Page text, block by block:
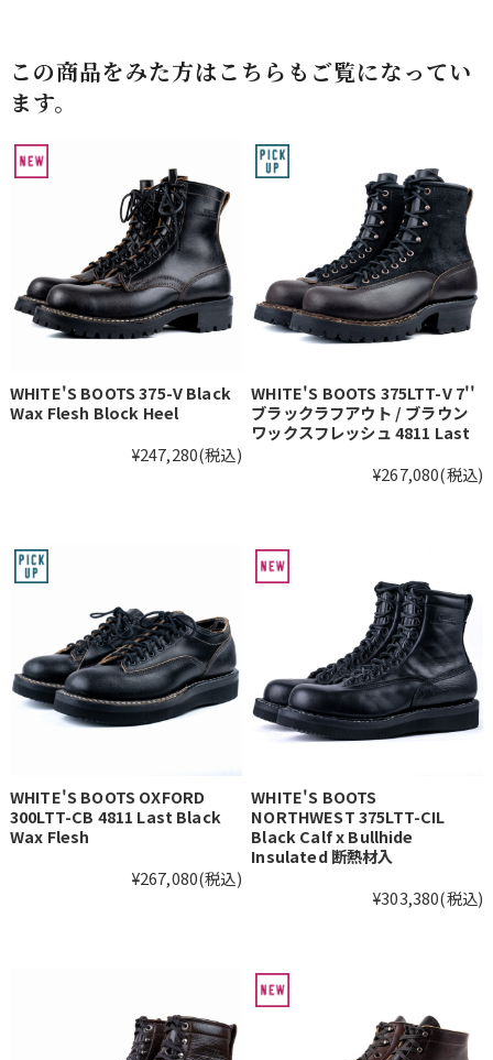
この商品をみた方はこちらもご覧になってい
ます。
WHITE'S BOOTS 375-V Black
Wax Flesh Block Heel
¥247,280(税込)
WHITE'S BOOTS 375LTT-V 7''
ブラックラフアウト / ブラウン
ワックスフレッシュ 4811 Last
¥267,080(税込)
WHITE'S BOOTS OXFORD
300LTT-CB 4811 Last Black
Wax Flesh
¥267,080(税込)
WHITE'S BOOTS
NORTHWEST 375LTT-CIL
Black Calf x Bullhide
Insulated 断熱材入
¥303,380(税込)